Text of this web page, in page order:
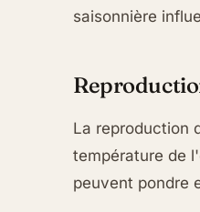
saisonnière
La reproduction
température de
peuvent pondre